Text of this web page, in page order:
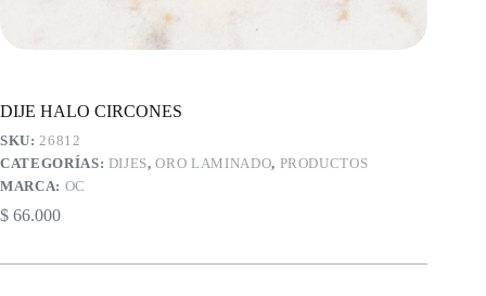
DIJE HALO CIRCONES
SKU:26812
CATEGORÍAS: DIJES,ORO LAMINADO, PRODUCTOS
MARCA: OC
$ 66.000